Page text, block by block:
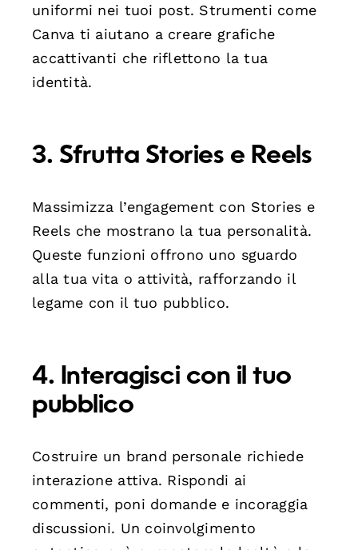
uniformi nei tuoi post. Strumenti come
Canva ti aiutano a creare grafiche
accattivanti che riflettono la tua
identità.
3. Sfrutta Stories e Reels
Massimizza l’engagement con Stories e
Reels che mostrano la tua personalità.
Queste funzioni offrono uno sguardo
alla tua vita o attività, rafforzando il
legame con il tuo pubblico.
4. Interagisci con il tuo
pubblico
Costruire un brand personale richiede
interazione attiva. Rispondi ai
commenti, poni domande e incoraggia
discussioni. Un coinvolgimento